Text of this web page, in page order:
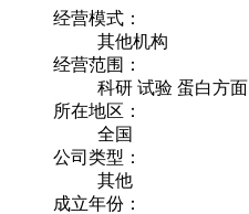
经营模式：
其他机构
经营范围：
科研 试验 蛋白方面
所在地区：
全国
公司类型：
其他
成立年份：